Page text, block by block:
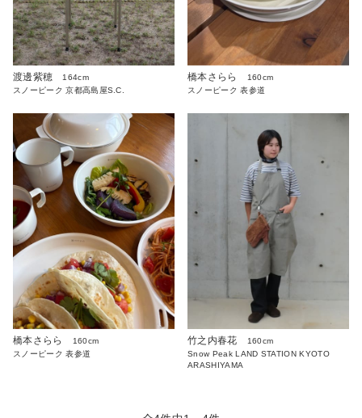
渡邊紫穂
164cm
スノーピーク 京都高島屋S.C.
橋本さらら
160cm
スノーピーク 表参道
橋本さらら
160cm
スノーピーク 表参道
竹之内春花
160cm
Snow Peak LAND STATION KYOTO
ARASHIYAMA